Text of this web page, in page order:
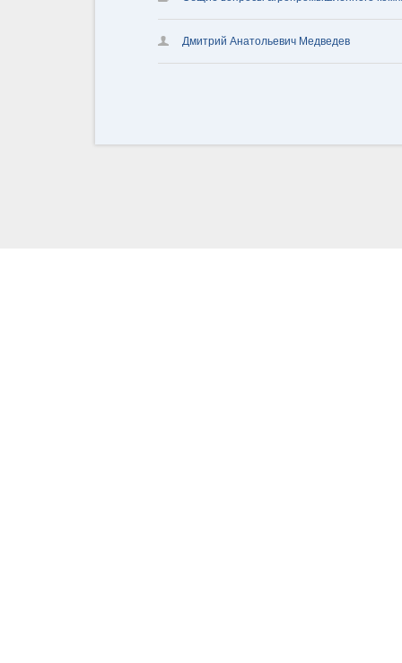
Дмитрий Анатольевич Медведев